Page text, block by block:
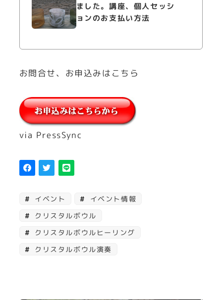
ました。講座、個人セッシ
ョンのお支払い方法
お問合せ、お申込みはこちら
via PressSync
イベント
イベント情報
クリスタルボウル
クリスタルボウルヒーリング
クリスタルボウル演奏